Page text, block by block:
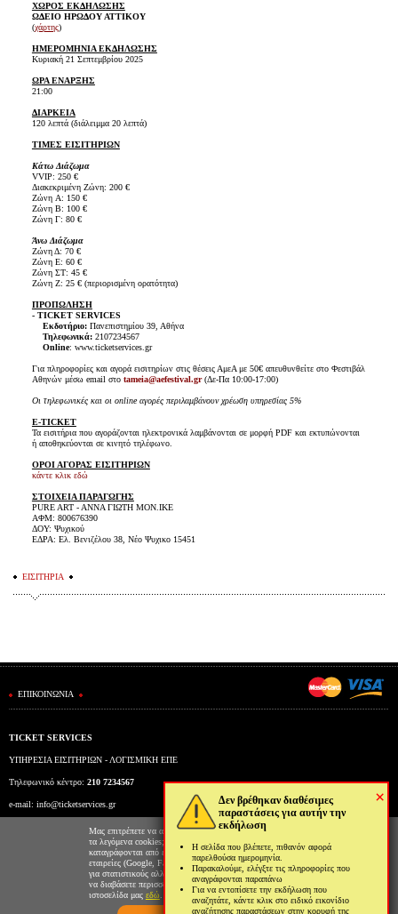
×
Δεν βρέθηκαν διαθέσιμες
παραστάσεις για αυτήν την
εκδήλωση
Η σελίδα που βλέπετε, πιθανόν αφορά
παρελθούσα ημερομηνία.
Παρακαλούμε, ελέγξτε τις πληροφορίες που
αναγράφονται παραπάνω
Για να εντοπίσετε την εκδήλωση που
αναζητάτε, κάντε κλικ στο ειδικό εικονίδιο
αναζήτησης παραστάσεων στην κορυφή της
ΧΩΡΟΣ ΕΚΔΗΛΩΣΗΣ
ΩΔΕΙΟ ΗΡΩΔΟΥ ΑΤΤΙΚΟΥ
(χάρτης)
ΗΜΕΡΟΜΗΝΙΑ ΕΚΔΗΛΩΣΗΣ
Κυριακή 21 Σεπτεμβρίου 2025
ΩΡΑ ΕΝΑΡΞΗΣ
21:00
ΔΙΑΡΚΕΙΑ
120 λεπτά (διάλειμμα 20 λεπτά)
ΤΙΜΕΣ ΕΙΣΙΤΗΡΙΩΝ
Κάτω Διάζωμα
VVIP: 250 €
Διακεκριμένη Ζώνη: 200 €
Ζώνη A: 150 €
Ζώνη B: 100 €
Ζώνη Γ: 80 €
Άνω Διάζωμα
Ζώνη Δ: 70 €
Ζώνη Ε: 60 €
Ζώνη ΣΤ: 45 €
Ζώνη Ζ: 25 € (περιορισμένη ορατότητα)
ΠΡΟΠΩΛΗΣΗ
- TICKET SERVICES
Εκδοτήριο:Πανεπιστημίου 39, Αθήνα
Τηλεφωνικά:2107234567
Online: www.ticketservices.gr
Για πληροφορίες και αγορά εισιτηρίων στις θέσεις ΑμεΑ με 50€ απευθυνθείτε στο Φεστιβάλ
Αθηνών μέσω email στο tameia@aefestival.gr(Δε-Πα 10:00-17:00)
Οι τηλεφωνικές και οι online αγορές περιλαμβάνουν χρέωση υπηρεσίας 5%
E-TICKET
Τα εισιτήρια που αγοράζονται ηλεκτρονικά λαμβάνονται σε μορφή PDF και εκτυπώνονται
ή αποθηκεύονται σε κινητό τηλέφωνο.
ΟΡΟΙ ΑΓΟΡΑΣ ΕΙΣΙΤΗΡΙΩΝ
κάντε κλικ εδώ
ΣΤΟΙΧΕΙΑ ΠΑΡΑΓΩΓΗΣ
PURE ART - AΝΝΑ ΓΙΩΤΗ ΜΟΝ.ΙΚΕ
ΑΦΜ: 800676390
ΔΟΥ: Ψυχικού
ΕΔΡΑ: Ελ. Βενιζέλου 38, Νέο Ψυχικο 15451
ΕΙΣΙΤΗΡΙΑ
ΕΠΙΚΟΙΝΩΝΙΑ
TICKET SERVICES
ΥΠΗΡΕΣΙΑ ΕΙΣΙΤΗΡΙΩΝ - ΛΟΓΙΣΜΙΚΗ ΕΠΕ
Τηλεφωνικό κέντρο: 210 7234567
e-mail: info@ticketservices.gr
Εκδοτήριο: Πανεπιστημίου 39 (Στοά Πεσμαζόγλου), Αθήνα
Ώρες λειτουργίας εκδοτηρίου: Δευ-Παρ: 9πμ-5μμ
Μας επιτρέπετε να αποθηκεύουμε στον φυλλομετρητή σας
τα λεγόμενα cookies; Με αυτόν τον τρόπο θα
καταγράφονται από εμάς και τρίτες συνεργαζόμενες
εταιρείες (Google, Facebook κτλ) στοιχεία επισκεψιμότητας
για στατιστικούς αλλά και διαφημιστικούς λόγους. Μπορείτε
να διαβάσετε περισσότερα για την χρήση cookies από την
ιστοσελίδα μας εδώ